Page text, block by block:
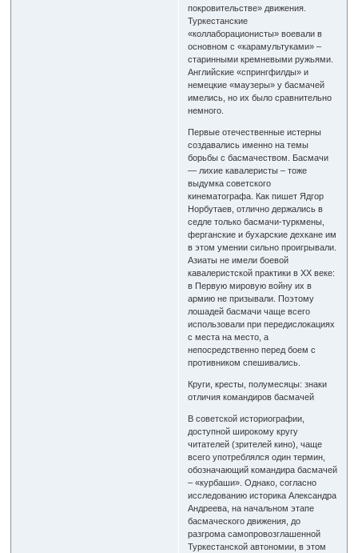
покровительстве» движения.
Туркестанские
«коллаборационисты» воевали в
основном с «карамультуками» –
старинными кремневыми ружьями.
Английские «спрингфилды» и
немецкие «маузеры» у басмачей
имелись, но их было сравнительно
немного.
Первые отечественные истерны
создавались именно на темы
борьбы с басмачеством. Басмачи
— лихие кавалеристы – тоже
выдумка советского
кинематографа. Как пишет Ядгор
Норбутаев, отлично держались в
седле только басмачи-туркмены,
ферганские и бухарские дехкане им
в этом умении сильно проигрывали.
Азиаты не имели боевой
кавалеристской практики в ХХ веке:
в Первую мировую войну их в
армию не призывали. Поэтому
лошадей басмачи чаще всего
использовали при передислокациях
с места на место, а
непосредственно перед боем с
противником спешивались.
Круги, кресты, полумесяцы: знаки
отличия командиров басмачей
В советской историографии,
доступной широкому кругу
читателей (зрителей кино), чаще
всего употреблялся один термин,
обозначающий командира басмачей
– «курбаши». Однако, согласно
исследованию историка Александра
Андреева, на начальном этапе
басмаческого движения, до
разгрома самопровозглашенной
Туркестанской автономии, в этом